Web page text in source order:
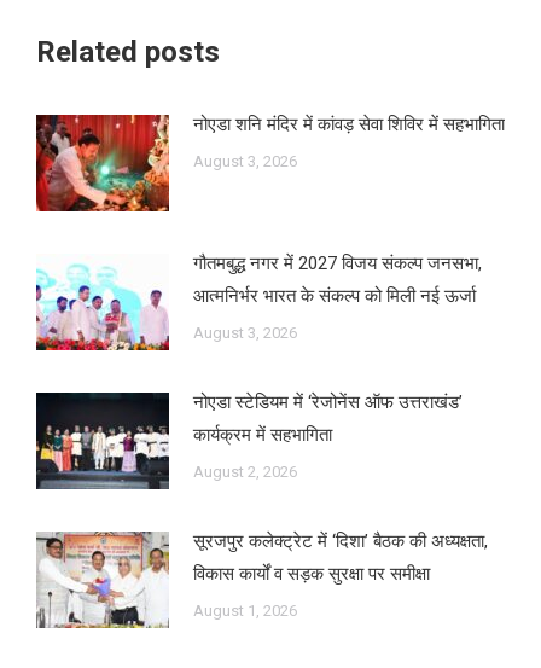
Related posts
नोएडा शनि मंदिर में कांवड़ सेवा शिविर में सहभागिता
August 3, 2026
गौतमबुद्ध नगर में 2027 विजय संकल्प जनसभा,
आत्मनिर्भर भारत के संकल्प को मिली नई ऊर्जा
August 3, 2026
नोएडा स्टेडियम में ‘रेजोनेंस ऑफ उत्तराखंड’
कार्यक्रम में सहभागिता
August 2, 2026
सूरजपुर कलेक्ट्रेट में ‘दिशा’ बैठक की अध्यक्षता,
विकास कार्यों व सड़क सुरक्षा पर समीक्षा
August 1, 2026